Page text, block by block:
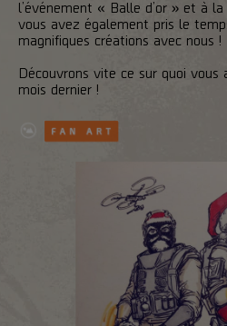
l’événement « Balle d’or » et à la
vous avez également pris le
magnifiques créations avec nous !
Découvrons vite ce sur quoi
mois dernier !